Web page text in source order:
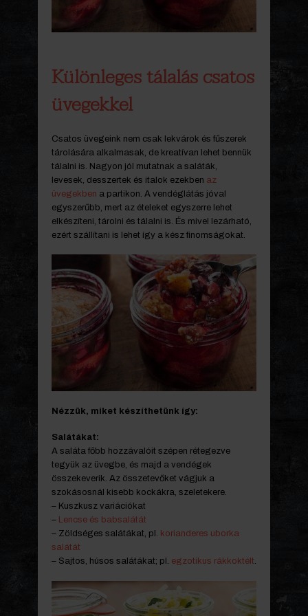
Különleges tálalás csatos
üvegekkel
Csatos üvegeink nem csak lekvárok és fűszerek
tárolására alkalmasak, de kreatívan lehet bennük
tálalni is. Nagyon jól mutatnak a saláták,
levesek, desszertek és italok ezekben az
üvegekben a partikon. A vendéglátás jóval
egyszerűbb, mert az ételeket egyszerre lehet
elkészíteni, tárolni és tálalni is. És mivel lezárható,
ezért szállítani is lehet így a kész finomságokat.
Nézzük, miket készíthetünk így:
Salátákat:
A saláta főbb hozzávalóit szépen rétegezve
tegyük az üvegbe, és majd a vendégek
összekeverik. Az összetevőket vágjuk a
szokásosnál kisebb kockákra, szeletekere.
– Kuszkusz variációkat
– Lencse és babsalátát
– Zöldséges salátákat, pl. korianderes uborka
salátát
– Sajtos, húsos salátákat; pl. egzotikus rákkoktélt.